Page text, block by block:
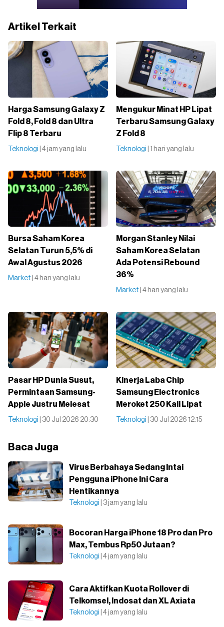
Artikel Terkait
Harga Samsung Galaxy Z
Fold 8, Fold 8 dan Ultra
Flip 8 Terbaru
Teknologi | 4 jam yang lalu
Mengukur Minat HP Lipat
Terbaru Samsung Galaxy
Z Fold 8
Teknologi | 1 hari yang lalu
Bursa Saham Korea
Selatan Turun 5,5% di
Awal Agustus 2026
Market | 4 hari yang lalu
Morgan Stanley Nilai
Saham Korea Selatan
Ada Potensi Rebound
36%
Market | 4 hari yang lalu
Pasar HP Dunia Susut,
Permintaan Samsung-
Apple Justru Melesat
Teknologi | 30 Jul 2026 20:30
Kinerja Laba Chip
Samsung Electronics
Meroket 250 Kali Lipat
Teknologi | 30 Jul 2026 12:15
Baca Juga
Virus Berbahaya Sedang Intai
Pengguna iPhone Ini Cara
Hentikannya
Teknologi | 3 jam yang lalu
Bocoran Harga iPhone 18 Pro dan Pro
Max, Tembus Rp50 Jutaan?
Teknologi | 4 jam yang lalu
Cara Aktifkan Kuota Rollover di
Telkomsel, Indosat dan XL Axiata
Teknologi | 4 jam yang lalu